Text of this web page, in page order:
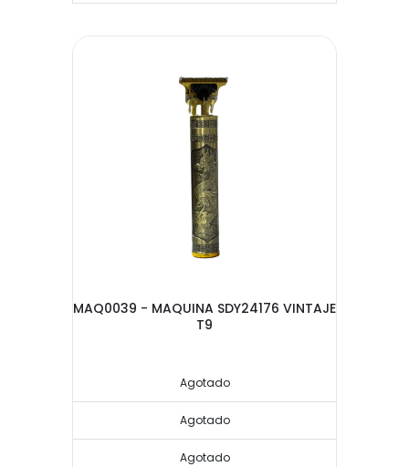
MAQ0039 - MAQUINA SDY24176 VINTAJE
T9
Agotado
Agotado
Agotado